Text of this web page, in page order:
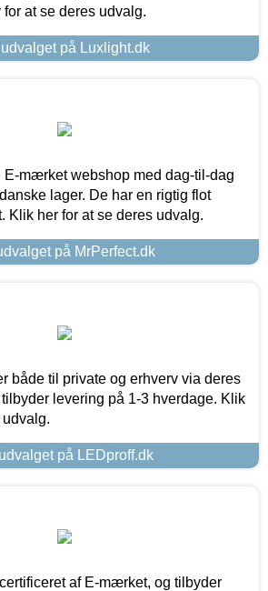
at se deres udvalg.
på Luxlight.dk
E-mærket webshop med dag-til-dag
lager. De har en rigtig flot
Klik her for at se deres udvalg.
på MrPerfect.dk
både til private og erhverv via deres
levering på 1-3 hverdage. Klik
udvalg.
på LEDproff.dk
af E-mærket, og tilbyder